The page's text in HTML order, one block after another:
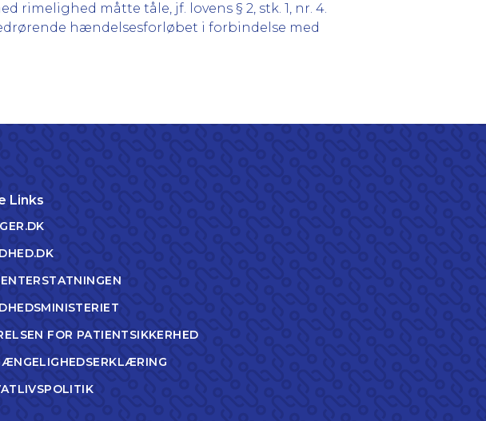
måtte tåle, jf. lovens § 2, stk. 1, nr. 4.
hændelsesforløbet i forbindelse med
Links
FOR PATIENTSIKKERHED